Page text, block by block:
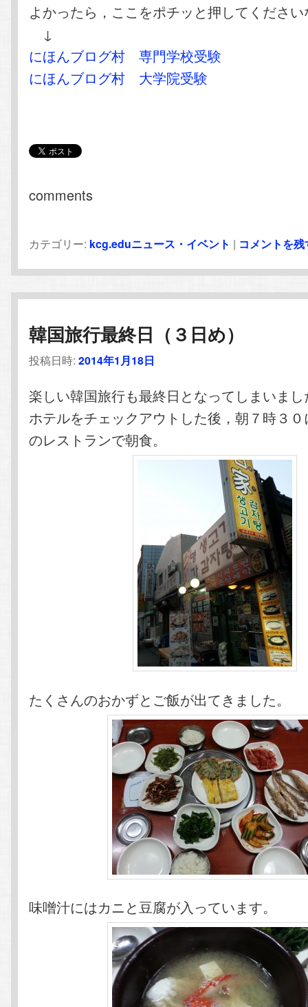
よかったら，ここをポチッと押してくださ
↓
にほんブログ村 専門学校受験
にほんブログ村 大学院受験
comments
カテゴリー: kcg.eduニュース・イベント | コメントを残
韓国旅行最終日（３日め）
投稿日時:2014年1月18日
楽しい韓国旅行も最終日となってしまいまし
ホテルをチェックアウトした後，朝７時３
のレストランで朝食。
たくさんのおかずとご飯が出てきました。
味噌汁にはカニと豆腐が入っています。